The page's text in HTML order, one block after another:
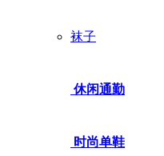
袜子
休闲通勤
时尚单鞋